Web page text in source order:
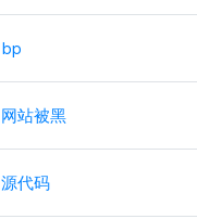
bp
网站被黑
源代码